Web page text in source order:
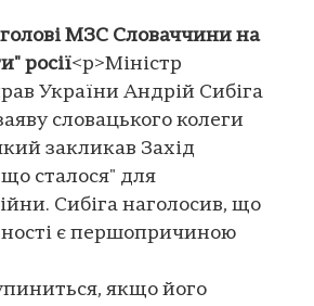
голові МЗС Словаччини на
росії<p>Міністр
України Андрій Сибіга
словацького колеги
закликав Захід
сталося" для
Сибіга наголосив, що
є першопричиною
якщо його